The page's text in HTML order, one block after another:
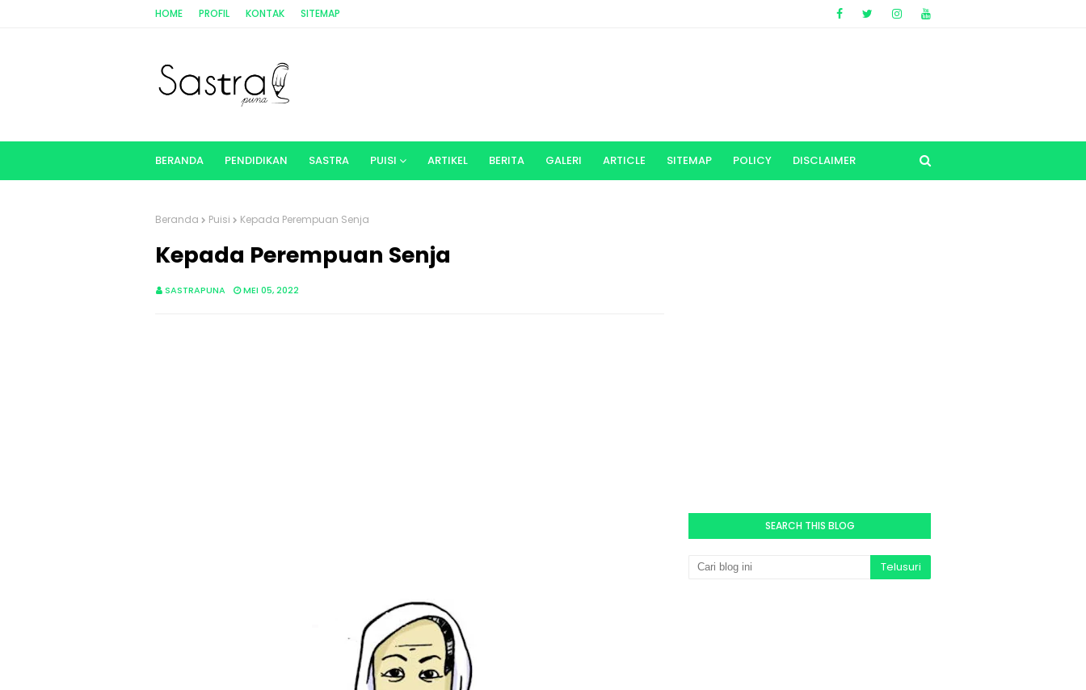
HOME PROFIL KONTAK SITEMAP
BERANDA PENDIDIKAN SASTRA PUISI ARTIKEL BERITA GALERI ARTICLE SITEMAP POLICY DISCLAIMER
Beranda Puisi Kepada Perempuan Senja
Kepada Perempuan Senja
SASTRAPUNA MEI 05, 2022
SEARCH THIS BLOG